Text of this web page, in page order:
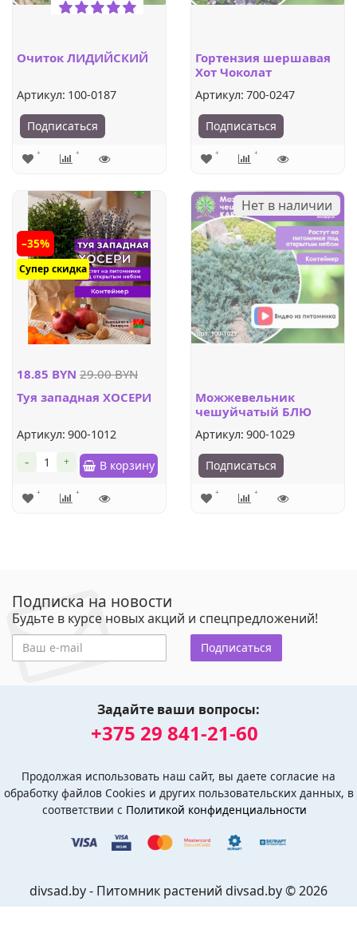
Очиток ЛИДИЙСКИЙ
Артикул: 100-0187
Подписаться
Гортензия шершавая
Хот Чоколат
Артикул: 700-0247
Подписаться
–35%
Супер скидка
18.85 BYN 29.00 BYN
Туя западная ХОСЕРИ
Артикул: 900-1012
+
- В корзину
Нет в наличии
Можжевельник
чешуйчатый БЛЮ
Артикул: 900-1029
Подписаться
Подписка на новости
Будьте в курсе новых акций и спецпредложений!
Подписаться
Задайте ваши вопросы:
+375 29 841-21-60
Продолжая использовать наш сайт, вы даете согласие на
обработку файлов Cookies и других пользовательских данных, в
соответствии с Политикой конфиденциальности
divsad.by - Питомник растений divsad.by © 2026